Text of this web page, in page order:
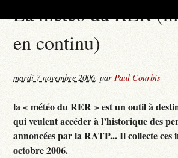
La météo du RER
en continu)
mardi 7 novembre 2006,parPaul Courbis
la « météo du RER » est un outil à
qui veulent accéder à l’historique des
annoncées par la RATP... Il collecte
octobre 2006.